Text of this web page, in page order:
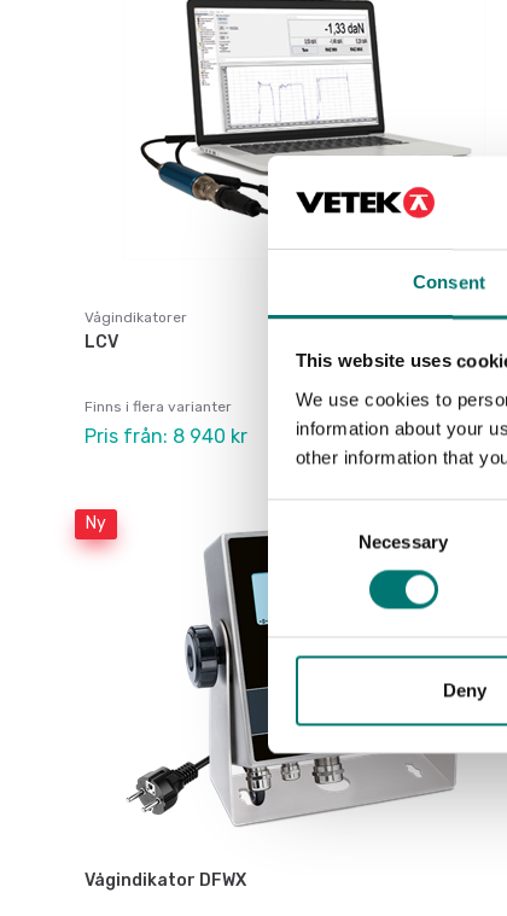
Consent
This website uses
We use cookies to
information about your
other information that
Selection
Necessary
Deny
Vågindikatorer
LCV
Finns i flera varianter
Pris från: 8 940 kr
Ny
Vågindikator DFWX